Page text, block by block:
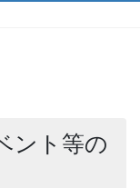
ント等の